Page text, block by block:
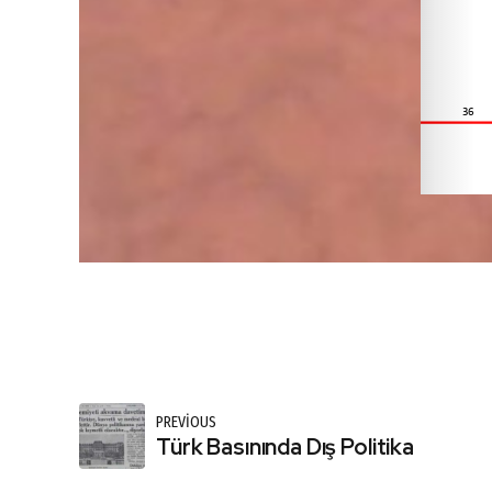
PREVIOUS
Türk Basınında Dış Politika